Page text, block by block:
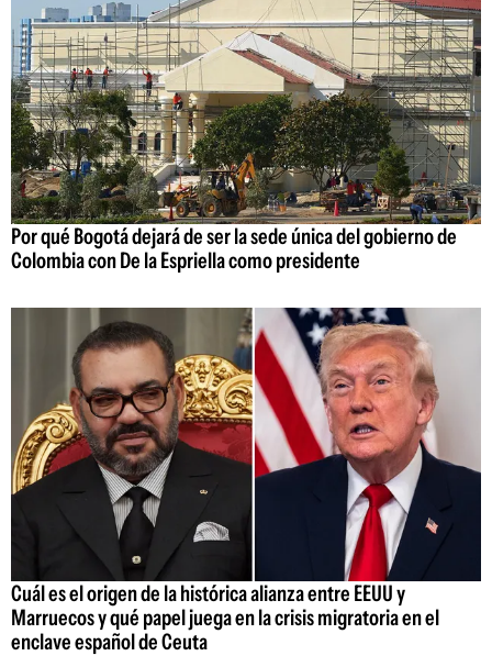
Por qué Bogotá dejará de ser la sede única del gobierno de
Colombia con De la Espriella como presidente
Cuál es el origen de la histórica alianza entre EEUU y
Marruecos y qué papel juega en la crisis migratoria en el
enclave español de Ceuta